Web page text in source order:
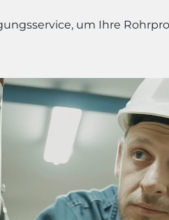
um Ihre